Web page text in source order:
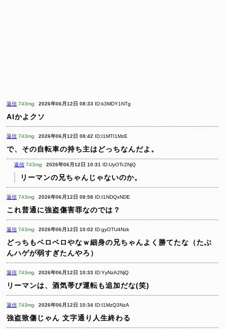
返信 743mg 2026年06月12日 08:33 ID:k3MDY1NTg
AIかよクソ
返信 743mg 2026年06月12日 08:42 ID:I1MTI1MzE
で、その自転車の持ち主はどっちなんだよ。
返信 743mg 2026年06月12日 10:31 ID:UyOTc2NjQ
リーマンの兄ちゃんじゃないのか。
返信 743mg 2026年06月12日 08:58 ID:I1NDQxNDE
これ普通に強盗傷害罪なのでは？
返信 743mg 2026年06月12日 10:02 ID:gyOTU4Nzk
どっちもベロベロやなｗ細身の兄ちゃんよく勝てたな（たぶ
んハゲが弱すぎたんやろ）
返信 743mg 2026年06月12日 10:33 ID:YyNzA2NjQ
リーマンは、酒気帯び運転も追加だな(笑)
返信 743mg 2026年06月12日 10:34 ID:I1MzQ3NzA
強盗致傷じゃん 文字通り人生終わる